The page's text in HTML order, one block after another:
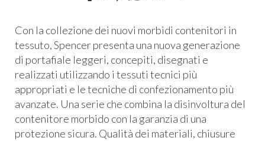
Con la collezione dei nuovi morbidi contenitori in
tessuto, Spencer presenta una nuova generazione
di portafiale leggeri, concepiti, disegnati e
realizzati utilizzando i tessuti tecnici più
appropriati e le tecniche di confezionamento più
avanzate. Una serie che combina la disinvoltura del
contenitore morbido con la garanzia di una
protezione sicura. Qualità dei materiali, chiusure